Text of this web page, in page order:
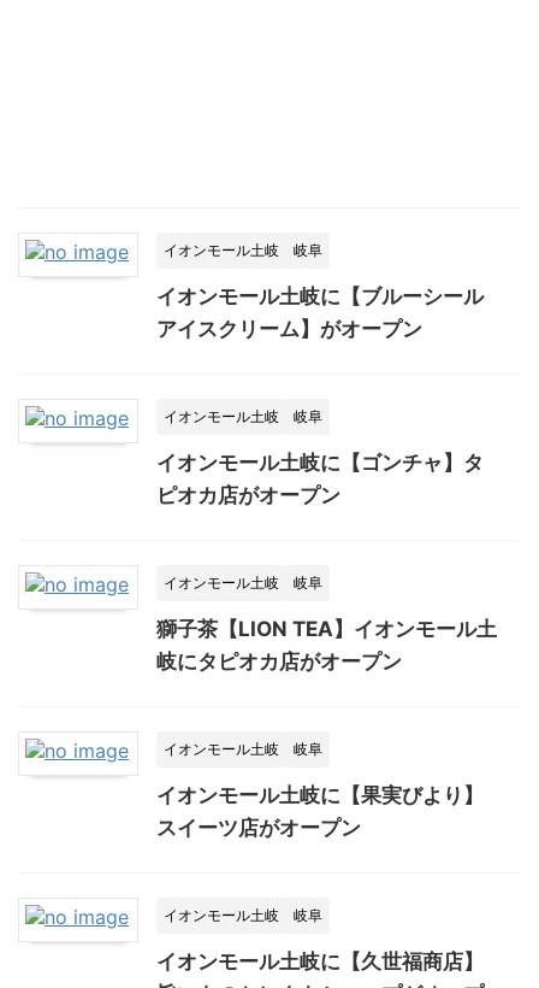
イオンモール土岐 岐阜
イオンモール土岐に【ブルーシール
アイスクリーム】がオープン
イオンモール土岐 岐阜
イオンモール土岐に【ゴンチャ】タ
ピオカ店がオープン
イオンモール土岐 岐阜
獅子茶【LION TEA】イオンモール土
岐にタピオカ店がオープン
イオンモール土岐 岐阜
イオンモール土岐に【果実びより】
スイーツ店がオープン
イオンモール土岐 岐阜
イオンモール土岐に【久世福商店】